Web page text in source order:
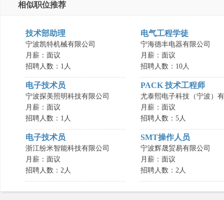
相似职位推荐
技术部助理
宁波凯特机械有限公司
月薪：面议
招聘人数：1人
电气工程学徒
宁海德丰电器有限公司
月薪：面议
招聘人数：10人
电子技术员
宁波探美照明科技有限公司
月薪：面议
招聘人数：1人
PACK 技术工程师
尤泰熙电子科技（宁波）
月薪：面议
招聘人数：5人
电子技术员
浙江纷米智能科技有限公司
月薪：面议
招聘人数：2人
SMT操作人员
宁波辉晟贸易有限公司
月薪：面议
招聘人数：2人